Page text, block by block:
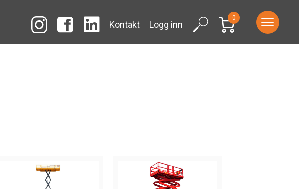
InstagramFacebookLinkedIn
Kontakt Logg inn Search
0